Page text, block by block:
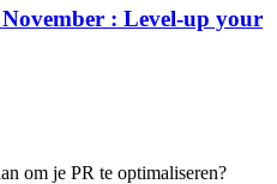
: Level-up your
om je PR te optimaliseren?